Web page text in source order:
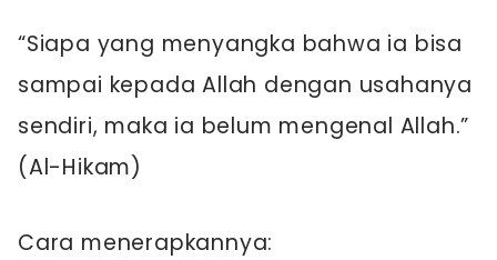
“Siapa yang menyangka bahwa ia bisa
sampai kepada Allah dengan usahanya
sendiri, maka ia belum mengenal Allah.”
(Al-Hikam)
Cara menerapkannya: